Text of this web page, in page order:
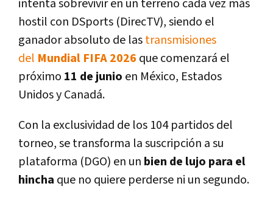
intenta sobrevivir en un terreno cada vez más
hostil con DSports (DirecTV), siendo el
ganador absoluto de lastransmisiones
del Mundial FIFA 2026 que comenzará el
próximo 11 de junio en México, Estados
Unidos y Canadá.
Con la exclusividad de los 104 partidos del
torneo, se transforma la suscripción a su
plataforma (DGO) en un bien de lujo para el
hincha que no quiere perderse ni un segundo.